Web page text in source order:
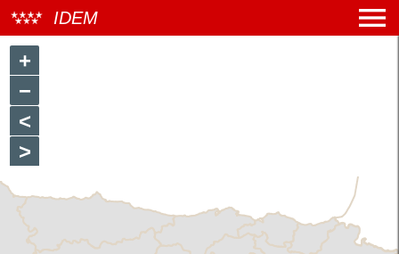
IDEM
+
−
<
>